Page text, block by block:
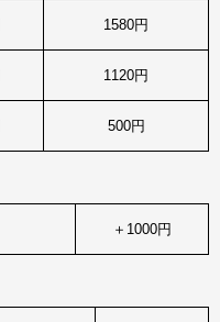
1580円
1120円
500円
＋1000円